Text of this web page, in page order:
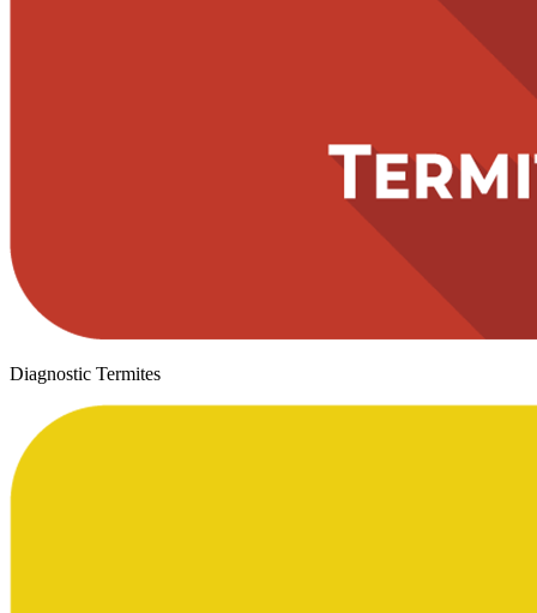
Diagnostic Termites